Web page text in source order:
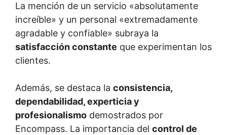
La mención de un servicio «absolutamente
increíble» y un personal «extremadamente
agradable y confiable» subraya la
satisfacción constante que experimentan los
clientes.
Además, se destaca la consistencia,
dependabilidad, experticia y
profesionalismo demostrados por
Encompass. La importancia del control de